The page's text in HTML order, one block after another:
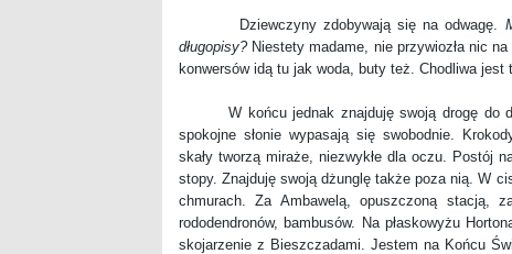
Dziewczyny zdobywają się na odwagę.
długopisy? Niestety madame, nie przywiozła nic
konwersów idą tu jak woda, buty też. Chodliwa jest
W końcu jednak znajduję swoją drogę do
spokojne słonie wypasają się swobodnie.
skały tworzą miraże, niezwykłe dla oczu. Postój
stopy. Znajduję swoją dżunglę także poza nią. W
chmurach. Za Ambawelą, opuszczoną stacją,
rododendronów, bambusów. Na płaskowyżu
skojarzenie z Bieszczadami. Jestem na Końcu